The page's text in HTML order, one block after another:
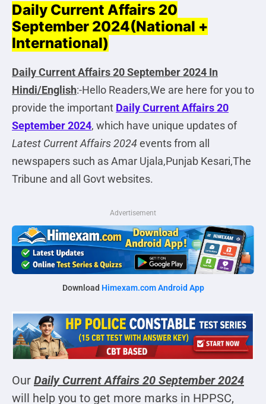
Daily Current Affairs 20
September 2024(National +
International)
Daily Current Affairs20 September 2024 In
Hindi/English:-Hello Readers,We are here for you to
provide the important Daily Current Affairs20
September 2024, which have unique updates of
Latest Current Affairs 2024 events from all
newspapers such as Amar Ujala,Punjab Kesari,The
Tribune and all Govt websites.
Advertisement
Download Himexam.com Android App
Our Daily Current Affairs 20 September 2024
will help you to get more marks in HPPSC,